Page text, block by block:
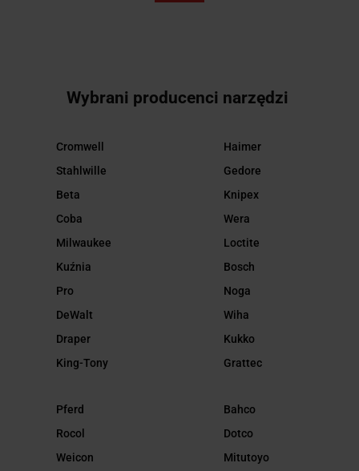
Wybrani producenci narzędzi
Cromwell
Stahlwille
Beta
Coba
Milwaukee
Kuźnia
Pro
DeWalt
Draper
King-Tony
Haimer
Gedore
Knipex
Wera
Loctite
Bosch
Noga
Wiha
Kukko
Grattec
Pferd
Rocol
Weicon
Bahco
Dotco
Mitutoyo